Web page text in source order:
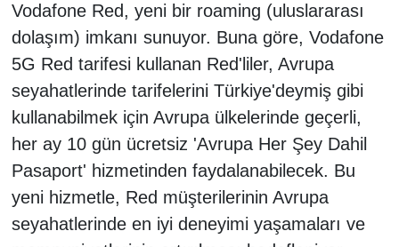
Vodafone Red, yeni bir roaming (uluslararası
dolaşım) imkanı sunuyor. Buna göre, Vodafone
5G Red tarifesi kullanan Red'liler, Avrupa
seyahatlerinde tarifelerini Türkiye'deymiş gibi
kullanabilmek için Avrupa ülkelerinde geçerli,
her ay 10 gün ücretsiz 'Avrupa Her Şey Dahil
Pasaport' hizmetinden faydalanabilecek. Bu
yeni hizmetle, Red müşterilerinin Avrupa
seyahatlerinde en iyi deneyimi yaşamaları ve